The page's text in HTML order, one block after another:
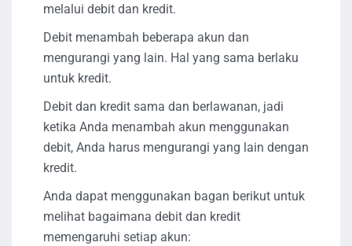
melalui debit dan kredit.
Debit menambah beberapa akun dan
mengurangi yang lain. Hal yang sama berlaku
untuk kredit.
Debit dan kredit sama dan berlawanan, jadi
ketika Anda menambah akun menggunakan
debit, Anda harus mengurangi yang lain dengan
kredit.
Anda dapat menggunakan bagan berikut untuk
melihat bagaimana debit dan kredit
memengaruhi setiap akun: